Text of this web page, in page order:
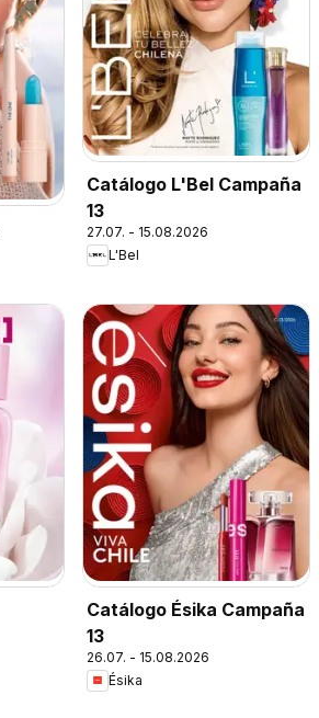
Catálogo L'Bel Campaña
13
27.07. - 15.08.2026
L'Bel
Catálogo Ésika Campaña
13
26.07. - 15.08.2026
Ésika